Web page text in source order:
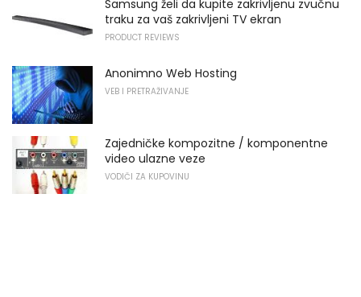
Samsung želi da kupite zakrivljenu zvučnu
traku za vaš zakrivljeni TV ekran
PRODUCT REVIEWS
Anonimno Web Hosting
VEB I PRETRAŽIVANJE
Zajedničke kompozitne / komponentne
video ulazne veze
VODIČI ZA KUPOVINU